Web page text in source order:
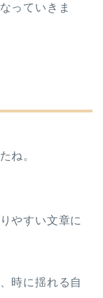
っていきま
ね。
やすい文章に
時に揺れる自